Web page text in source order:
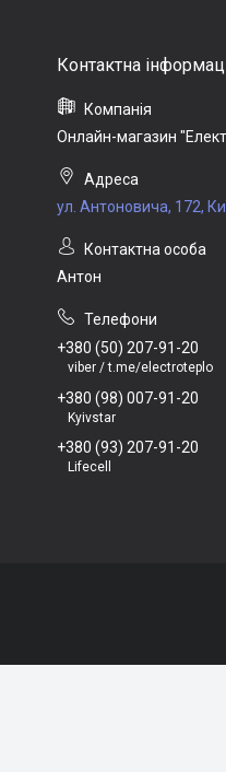
Онлайн-магазин
ул. Антоновича, 172,
Антон
+380 (50) 207-91-20
viber / t.me/electroteplo
+380 (98) 007-91-20
Kyivstar
+380 (93) 207-91-20
Lifecell